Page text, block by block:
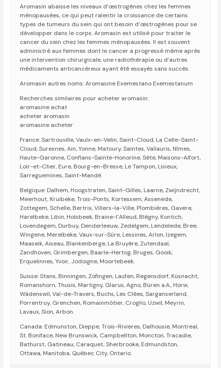
Aromasin abaisse les niveaux d’œstrogènes chez les femmes
ménopausées, ce qui peut ralentir la croissance de certains
types de tumeurs du sein qui ont besoin d’œstrogènes pour se
développer dans le corps. Aromasin est utilisé pour traiter le
cancer du sein chez les femmes ménopausées. Il est souvent
administré aux femmes dont le cancer a progressé même après
une intervention chirurgicale, une radiothérapie ou d’autres
médicaments anticancéreux ayant été essayés sans succès.
Aromasin autres noms: Aromasine Exemestano Exemestanum
Recherches similaires pour acheter aromasin:
aromasine achat
acheter aromasin
aromasine acheter
France: Sartrouville, Vaulx-en-Velin, Saint-Cloud, La Celle-Saint-
Cloud, Suresnes, Ain, Yonne, Matoury, Saintes, Vallauris, Nîmes,
Haute-Garonne, Conflans-Sainte-Honorine, Sète, Maisons-Alfort,
Loir-et-Cher, Eure, Bourg-en-Bresse, Le Tampon, Lisieux,
Sarreguemines, Saint-Mandé.
Belgique: Dalhem, Hoogstraten, Saint-Gilles, Laarne, Zwijndrecht,
Meerhout, Kruibeke, Trois-Ponts, Kortessem, Assenede,
Zottegem, Schelle, Bertrix, Villers-la-Ville, Plombières, Gavere,
Harelbeke, Libin, Holsbeek, Braine-l’Alleud, Blégny, Kontich,
Lovendegem, Durbuy, Denderleeuw, Zedelgem, Lendelede, Bree,
Wingene, Merelbeke, Vaux-sur-Sûre, Lessines, Arlon, Izegem,
Maaseik, Aiseau, Blankenberge, La Bruyère, Zutendaal,
Zandhoven, Grimbergen, Baarle-Hertog, Bruges, Gooik,
Erquelinnes, Yvoir, Jodoigne, Moortebeek.
Suisse: Stans, Binningen, Zofingen, Laufen, Regensdorf, Küsnacht,
Romanshorn, Thusis, Martigny, Glarus, Agno, Büren a.A., Horw,
Wädenswil, Val-de-Travers, Buchs, Les Clées, Sarganserland,
Porrentruy, Grenchen, Romainmôtier, Croglio, Uzwil, Meyrin,
Lavaux, Sion, Arbon.
Canada: Edmunston, Dieppe, Trois-Rivieres, Dalhousie, Montreal,
St. Boniface, New Brunswick, Campbellton, Moncton, Tracadie,
Bathurst, Gatineau, Caraquet, Sherbrooke, Edmundston,
Ottawa, Manitoba, Québec City, Ontario.